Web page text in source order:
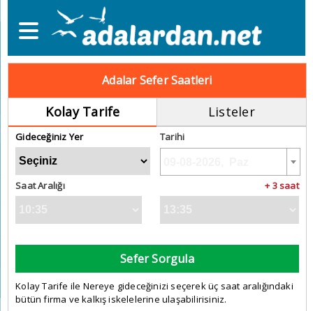
Adalar Sefer Saatleri
Kolay Tarife Listeler
Gideceğiniz Yer Tarihi
Saat Aralığı + 3 saat
Sefer Sorgula
Kolay Tarife ile Nereye gideceğinizi seçerek üç saat aralığındaki
bütün firma ve kalkış iskelelerine ulaşabilirisiniz.